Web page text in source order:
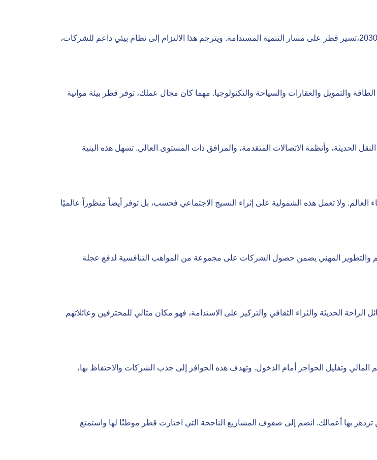
وفي ظل القيادة الحكيمة لصاحب السمو الأمير والالتزام برؤية قطر الوطنية 2030،تسير قطر على مسار التنمية المستدامة. ويترجم هذا الالتزام إلى نظام بيئي داعم للشركات،
والتمويل والعقارات والسياحة والتكنولوجيا. مهما كان مجال عملك، توفر قطر بيئة مواتية
الحديثة، وأنظمة الاتصالات المتقدمة، والمرافق ذات المستوى العالي. تسهل هذه البنية
ولا تعمل هذه الشمولية على إثراء النسيج الاجتماعي فحسب، بل توفر أيضاً منظوراً عالميًا
والتطوير المهني يضمن حصول الشركات على مجموعة من المواهب التنافسية لدفع عجلة
الحديثة والثراء الثقافي والتركيز على الاستدامة، فهو مكان مثالي للمحترفين وعائلاتهم
وتقليل الحواجز أمام الدخول. وتهدف هذه الحوافز إلى جذب الشركات والاحتفاظ بها،
بها أعمالك. انضم إلى صفوف المشاريع الناجحة التي اختارت قطر موطنًا لها واستمتع